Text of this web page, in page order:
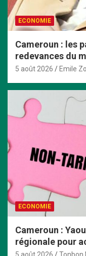
ECONOMIE
Cameroun : les
redevances du
passent
5 août 2026 Emile
ECONOMIE
Cameroun :
régionale pour
la ZLECAf en